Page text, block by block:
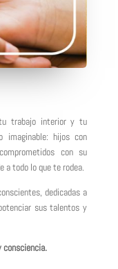
trabajo interior y tu
imaginable: hijos con
con su
a todo lo que te rodea.
dedicadas a
sus talentos y
consciencia.